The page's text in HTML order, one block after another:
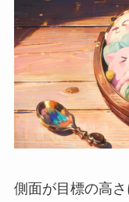
側面が目標の高